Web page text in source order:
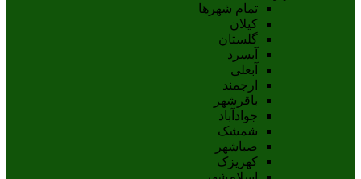
تمام شهر‌ها
کیلان
گلستان
آبسرد
آبعلی
ارجمند
باقرشهر
جوادآباد
شمشک
صباشهر
کهریزک